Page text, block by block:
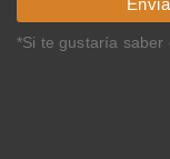
*Si te gustaría saber